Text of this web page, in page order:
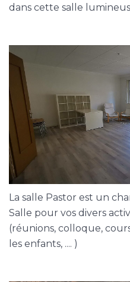
dans cette salle
La salle Pastor est un
Salle pour vos divers
(réunions, colloque,
les enfants, .... )